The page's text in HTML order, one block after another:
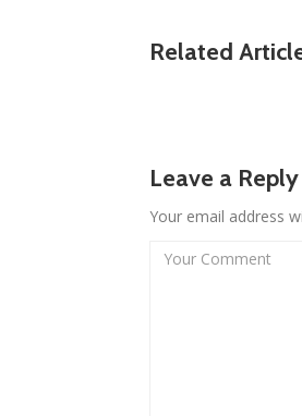
Related
Leave a Reply
Your email address